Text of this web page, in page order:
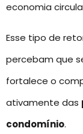
economia
Esse tipo de
percebam que
fortalece o
ativamente das
condomínio.